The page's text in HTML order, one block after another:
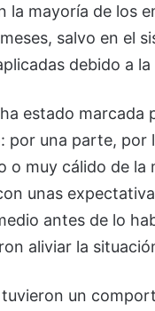
la mayoría de los
salvo en el
debido a
estado
por una parte,
o muy cálido de la
unas
antes de lo
aliviar la
un